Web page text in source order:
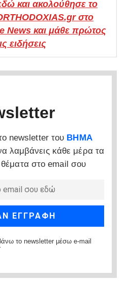
και ακολούθησε το
στο
News και μάθε πρώτος
ειδήσεις
newsletter του ΒΗΜΑ
λαμβάνεις κάθε μέρα τα
θέματα στο email σου
το newsletter μέσω e-mail